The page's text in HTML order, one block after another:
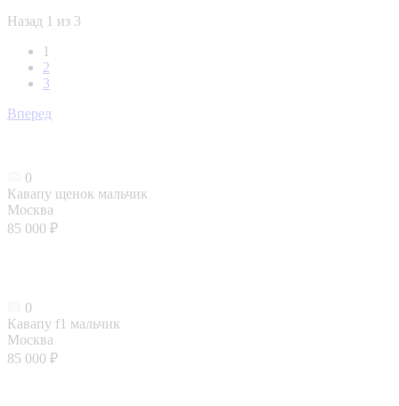
Назад 1 из 3
1
2
3
Вперед
0
Кавапу щенок мальчик
Москва
85 000 ₽
0
Кавапу f1 мальчик
Москва
85 000 ₽